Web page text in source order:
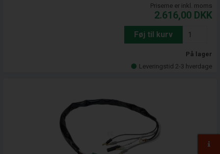
Priserne er inkl. moms
2.616,00 DKK
Føj til kurv
På lager
Leveringstid 2-3 hverdage